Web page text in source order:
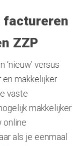
factureren
ZZP
‘nieuw’ versus
en makkelijker
vaste
makkelijker
online
als je eenmaal